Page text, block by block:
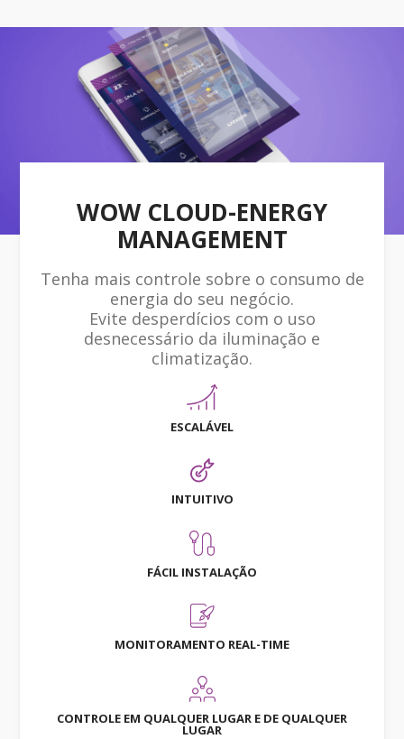
WOW CLOUD-ENERGY
MANAGEMENT
Tenha mais controle sobre o consumo de
energia do seu negócio.
Evite desperdícios com o uso
desnecessário da iluminação e
climatização.
ESCALÁVEL
INTUITIVO
FÁCIL INSTALAÇÃO
MONITORAMENTO REAL-TIME
CONTROLE EM QUALQUER LUGAR E DE QUALQUER
LUGAR